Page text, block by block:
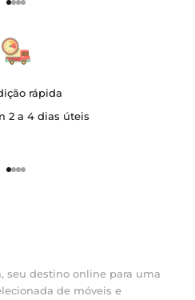
Vá para o item 1
Vá para o item 2
Vá para o item 3
Vá para o item 4
rápida
2 a 4 dias úteis
Vá para o item 1
Vá para o item 2
Vá para o item 3
Vá para o item 4
seu destino online para uma
de móveis e